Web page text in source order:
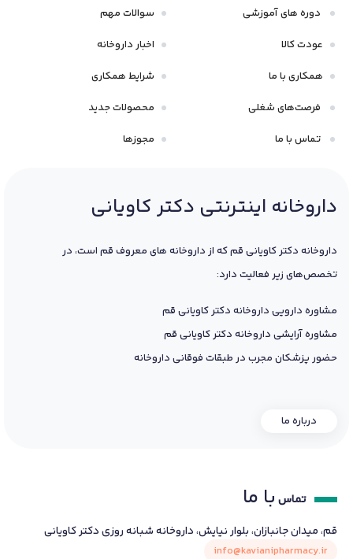
دوره های آموزشی
عودت کالا
همکاری با ما
فرصت‌های شغلی
تماس با ما
سوالات مهم
اخبار داروخانه
شرایط همکاری
محصولات جدید
مجوزها
داروخانه اینترنتی دکتر کاویانی
داروخانه دکتر کاویانی قم که از داروخانه های معروف قم است، در
تخصص‌های زیر فعالیت دارد:
مشاوره دارویی داروخانه دکتر کاویانی قم
مشاوره آرایشی داروخانه دکتر کاویانی قم
حضور پزشکان مجرب در طبقات فوقانی داروخانه
درباره ما
تماس با ما
قم، میدان جانبازان، بلوار نیایش، داروخانه شبانه روزی دکتر کاویانی
info@kavianipharmacy.ir